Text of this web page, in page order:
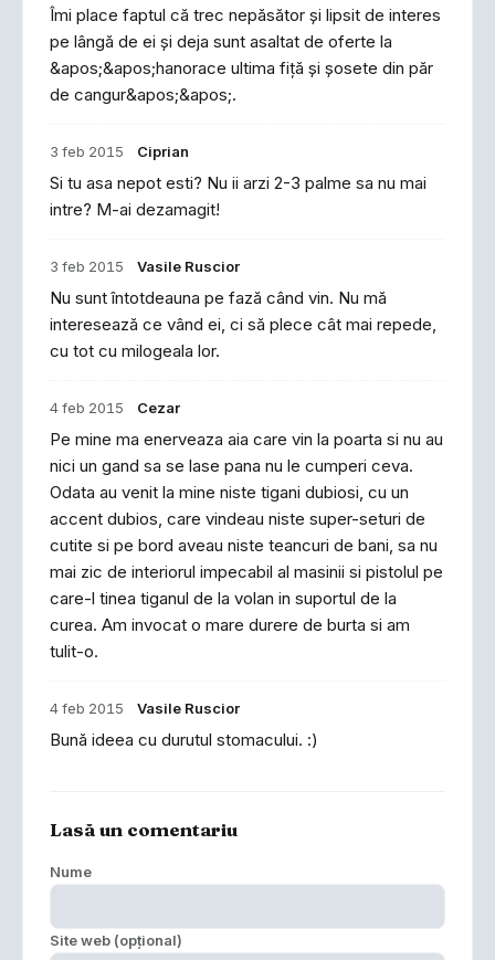
Îmi place faptul că trec nepăsător şi lipsit de interes
pe lângă de ei şi deja sunt asaltat de oferte la
&apos;&apos;hanorace ultima fiţă şi şosete din păr
de cangur&apos;&apos;.
3 feb 2015 Ciprian
Si tu asa nepot esti? Nu ii arzi 2-3 palme sa nu mai
intre? M-ai dezamagit!
3 feb 2015 Vasile Ruscior
Nu sunt întotdeauna pe fază când vin. Nu mă
interesează ce vând ei, ci să plece cât mai repede,
cu tot cu milogeala lor.
4 feb 2015 Cezar
Pe mine ma enerveaza aia care vin la poarta si nu au
nici un gand sa se lase pana nu le cumperi ceva.
Odata au venit la mine niste tigani dubiosi, cu un
accent dubios, care vindeau niste super-seturi de
cutite si pe bord aveau niste teancuri de bani, sa nu
mai zic de interiorul impecabil al masinii si pistolul pe
care-l tinea tiganul de la volan in suportul de la
curea. Am invocat o mare durere de burta si am
tulit-o.
4 feb 2015 Vasile Ruscior
Bună ideea cu durutul stomacului. :)
Lasă un comentariu
Nume
Site web (opțional)